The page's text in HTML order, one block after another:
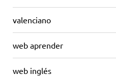
valenciano
web aprender
web inglés